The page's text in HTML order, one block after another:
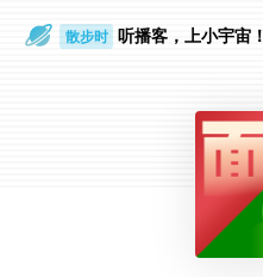
散步时 听播客，上小宇宙！